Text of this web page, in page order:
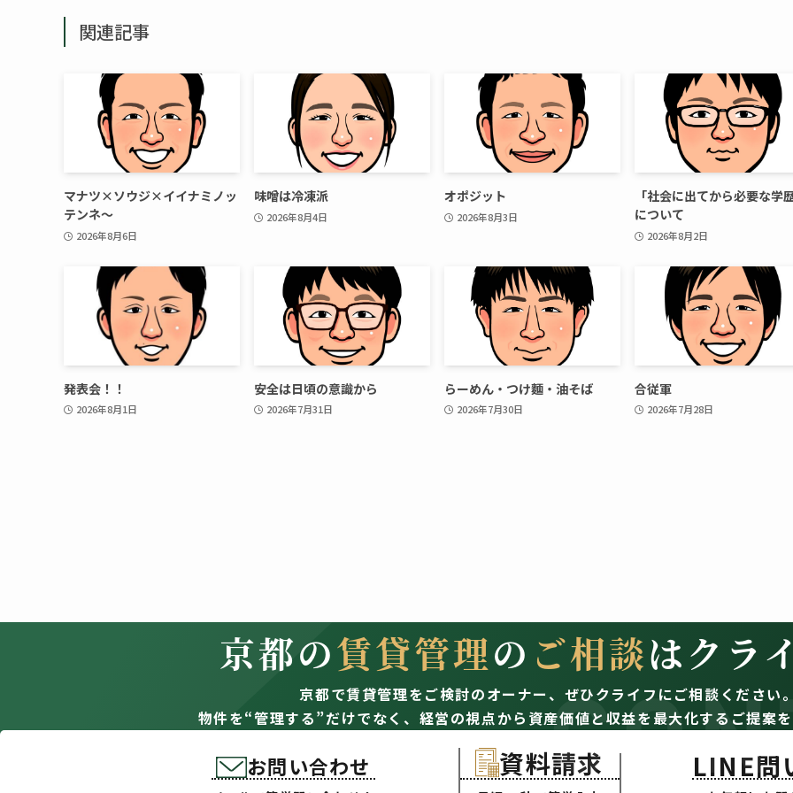
関連記事
マナツ×ソウジ×イイナミノッ
テンネ～
2026年8月6日
味噌は冷凍派
2026年8月4日
オポジット
2026年8月3日
「社会に出てから必要な学
について
2026年8月2日
発表会！！
2026年8月1日
安全は日頃の意識から
2026年7月31日
らーめん・つけ麵・油そば
2026年7月30日
合従軍
2026年7月28日
京都の賃貸管理の ご相談はクラ
京都で賃貸管理をご検討のオーナー、 ぜひクライフにご相談ください
物件を“管理する”だけでなく、経営の視点から資産価値と収益を最大化するご提案
お問い合わせ 資料請求 LINE問